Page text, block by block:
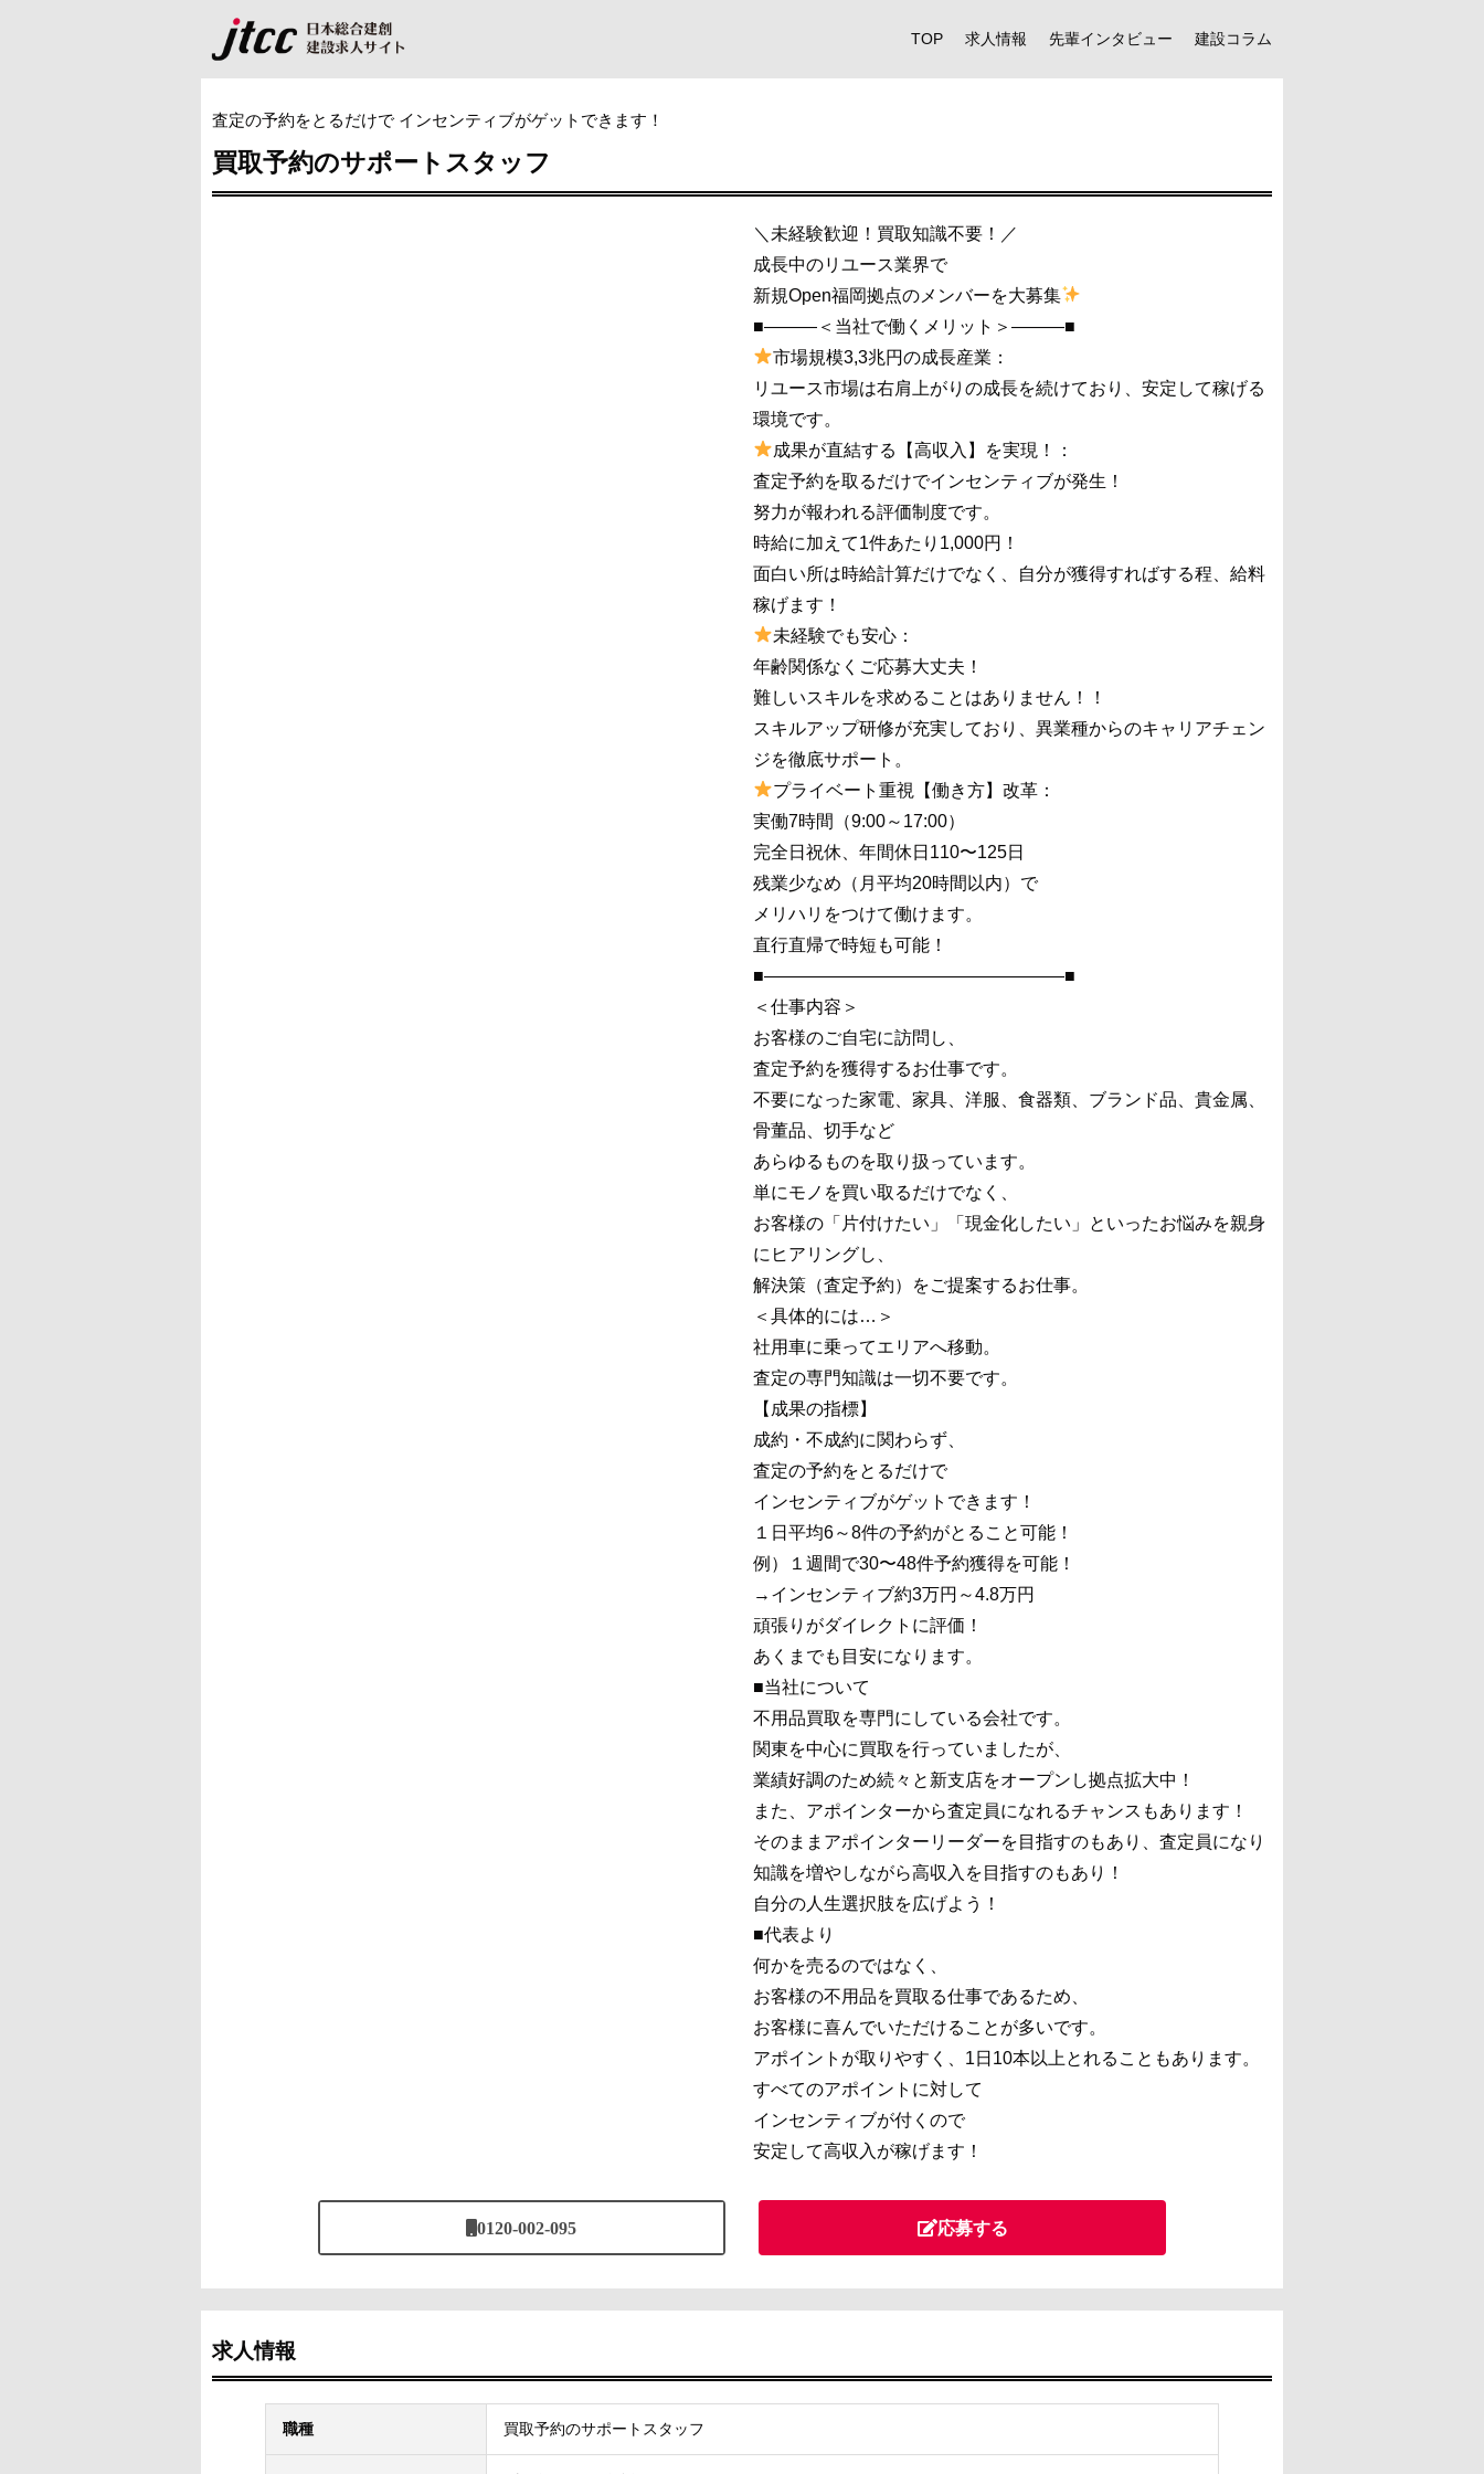
TOP 求人情報 先輩インタビュー 建設コラム
査定の予約をとるだけで インセンティブがゲットできます！
買取予約のサポートスタッフ
＼未経験歓迎！買取知識不要！／
成長中のリユース業界で
新規Open福岡拠点のメンバーを大募集
■―――＜当社で働くメリット＞―――■
市場規模3,3兆円の成長産業：
リユース市場は右肩上がりの成長を続けており、安定して稼げる
環境です。
成果が直結する【高収入】を実現！：
査定予約を取るだけでインセンティブが発生！
努力が報われる評価制度です。
時給に加えて1件あたり1,000円！
面白い所は時給計算だけでなく、自分が獲得すればする程、給料
稼げます！
未経験でも安心：
年齢関係なくご応募大丈夫！
難しいスキルを求めることはありません！！
スキルアップ研修が充実しており、異業種からのキャリアチェン
ジを徹底サポート。
プライベート重視【働き方】改革：
実働7時間（9:00～17:00）
完全日祝休、年間休日110〜125日
残業少なめ（月平均20時間以内）で
メリハリをつけて働けます。
直行直帰で時短も可能！
■―――――――――――――――――■
＜仕事内容＞
お客様のご自宅に訪問し、
査定予約を獲得するお仕事です。
不要になった家電、家具、洋服、食器類、ブランド品、貴金属、
骨董品、切手など
あらゆるものを取り扱っています。
単にモノを買い取るだけでなく、
お客様の「片付けたい」「現金化したい」といったお悩みを親身
にヒアリングし、
解決策（査定予約）をご提案するお仕事。
＜具体的には…＞
社用車に乗ってエリアへ移動。
査定の専門知識は一切不要です。
【成果の指標】
成約・不成約に関わらず、
査定の予約をとるだけで
インセンティブがゲットできます！
１日平均6～8件の予約がとること可能！
例）１週間で30〜48件予約獲得を可能！
→インセンティブ約3万円～4.8万円
頑張りがダイレクトに評価！
あくまでも目安になります。
■当社について
不用品買取を専門にしている会社です。
関東を中心に買取を行っていましたが、
業績好調のため続々と新支店をオープンし拠点拡大中！
また、アポインターから査定員になれるチャンスもあります！
そのままアポインターリーダーを目指すのもあり、査定員になり
知識を増やしながら高収入を目指すのもあり！
自分の人生選択肢を広げよう！
■代表より
何かを売るのではなく、
お客様の不用品を買取る仕事であるため、
お客様に喜んでいただけることが多いです。
アポイントが取りやすく、1日10本以上とれることもあります。
すべてのアポイントに対して
インセンティブが付くので
安定して高収入が稼げます！
0120-002-095 応募する
求人情報
職種 買取予約のサポートスタッフ